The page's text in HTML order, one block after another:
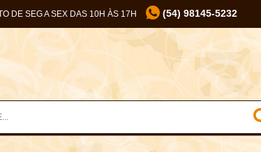
DE SEG A SEX DAS 10H ÀS 17H (54) 98145-5232